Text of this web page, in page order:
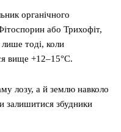
органічного
або Трихофіт,
тоді, коли
вище +12–15°C.
лозу, а й землю навколо
залишитися збудники